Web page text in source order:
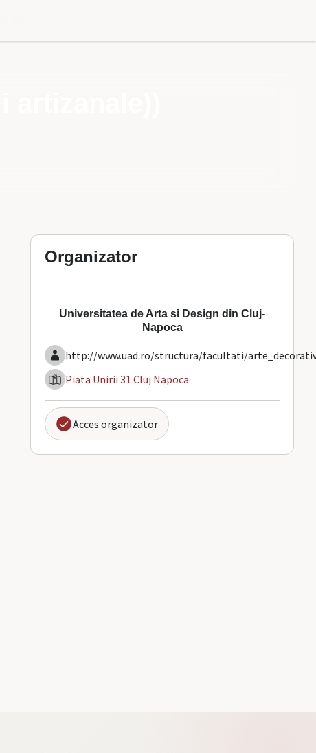
Organizator
Universitatea de Arta si Design din Cluj-
Napoca
http://www.uad.ro/structura/facultati/
Piata Unirii 31 Cluj Napoca
Acces organizator